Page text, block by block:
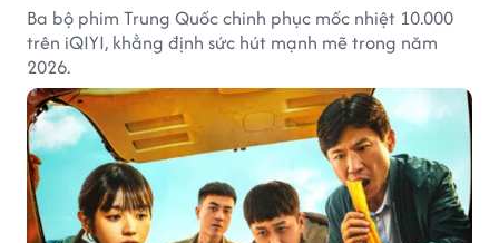
Ba bộ phim Trung Quốc chinh phục mốc nhiệt 10.000
trên iQIYI, khẳng định sức hút mạnh mẽ trong năm
2026.